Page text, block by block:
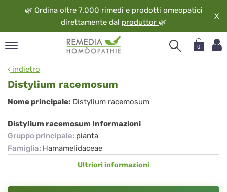
🌿 Ordina oltre 7.000 rimedi e prodotti omeopatici
direttamente dal produttor 🌿
X
0
indietro
Distylium racemosum
Distylium
racemosum
Nome principale: Distylium racemosum
Distylium racemosum Informazioni
Gruppo principale: pianta
Famiglia: Hamamelidaceae
Ultriori informazioni